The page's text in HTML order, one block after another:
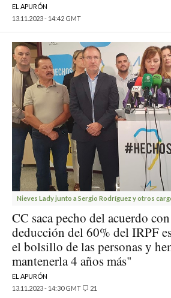
EL APURÓN
13.11.2023 - 14:42 GMT
Nieves Lady junto a Sergio Rodríguez y otros
CC saca pecho del acuerdo
deducción del 60% del IRPF
el bolsillo de las personas y
mantenerla 4 años más"
EL APURÓN
13.11.2023 - 14:30 GMT
21